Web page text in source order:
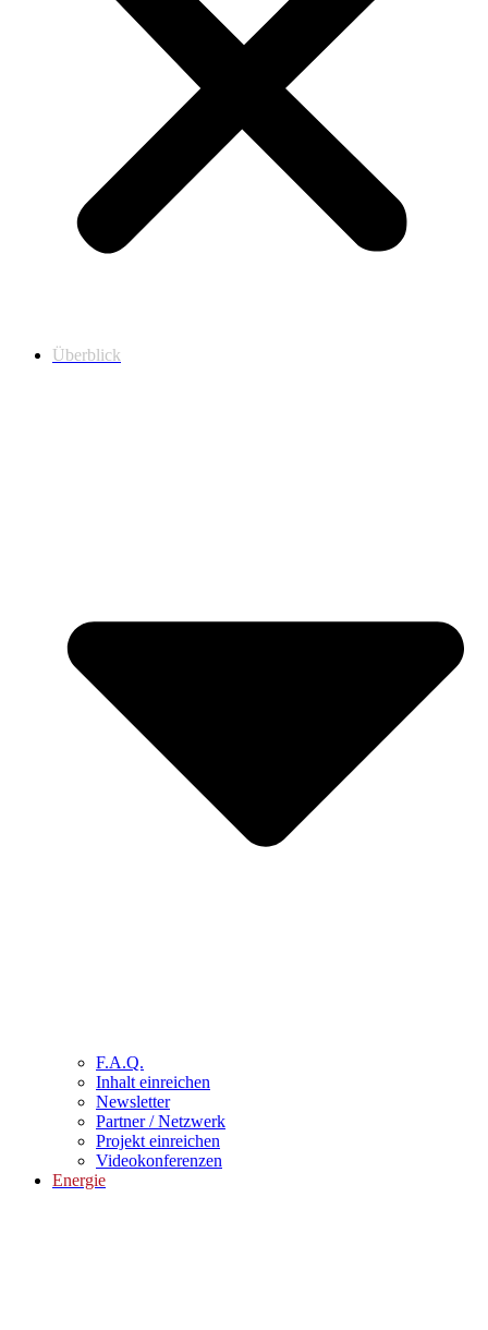
Überblick
F.A.Q.
Inhalt einreichen
Newsletter
Partner / Netzwerk
Projekt einreichen
Videokonferenzen
Energie